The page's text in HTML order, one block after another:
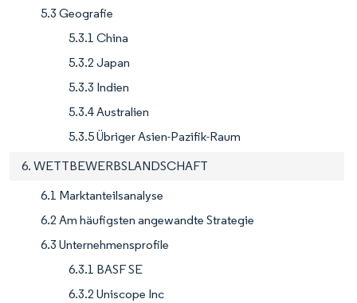
5.3 Geografie
5.3.1 China
5.3.2 Japan
5.3.3 Indien
5.3.4 Australien
5.3.5 Übriger Asien-Pazifik-Raum
6. WETTBEWERBSLANDSCHAFT
6.1 Marktanteilsanalyse
6.2 Am häufigsten angewandte Strategie
6.3 Unternehmensprofile
6.3.1 BASF SE
6.3.2 Uniscope Inc